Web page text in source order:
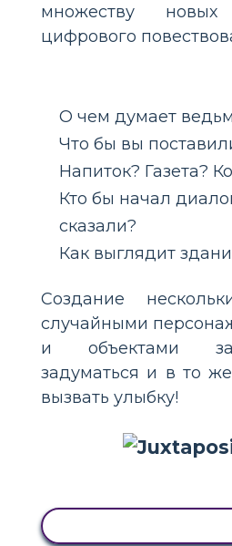
множеству
цифрового
О чем думает
Что бы вы
Напиток? Газета?
Кто бы начал
сказали?
Как выглядит
Создание
случайными
и объектами
задуматься и в то
вызвать улыбку!